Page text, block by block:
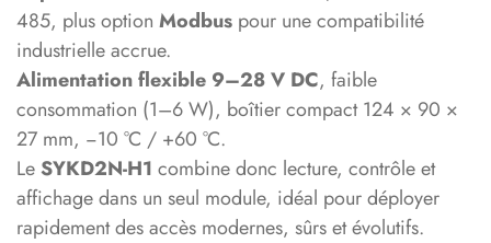
485, plus option Modbus pour une compatibilité
industrielle accrue.
Alimentation flexible 9–28 V DC, faible
consommation (1–6 W), boîtier compact 124 × 90 ×
27 mm, −10 °C / +60 °C.
LeSYKD2N-H1 combine donc lecture, contrôle et
affichage dans un seul module, idéal pour déployer
rapidement des accès modernes, sûrs et évolutifs.